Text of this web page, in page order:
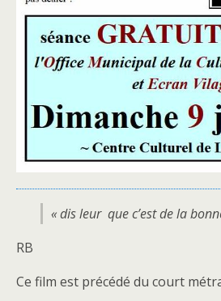
« dis leur que c’est de la
RB
Ce film est précédé du court